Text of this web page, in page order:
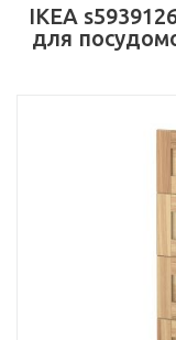
IKEA
для